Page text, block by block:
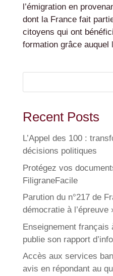
l’émigration en
dont la France fait
citoyens qui ont
formation grâce auquel
Recent Posts
L’Appel des 100 :
décisions politiques
Protégez vos
FiligraneFacile
Parution du n°217 de
démocratie à l’épreuve
Enseignement français
publie son rapport
Accès aux services
avis en répondant au